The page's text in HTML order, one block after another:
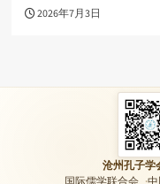
2026年7月3日
沧州孔子学
国际儒学联合会